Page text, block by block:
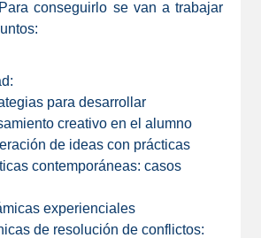
conseguirlo se van a trabajar
para desarrollar
creativo en el alumno
de ideas con prácticas
contemporáneas: casos
experienciales
de resolución de conflictos: